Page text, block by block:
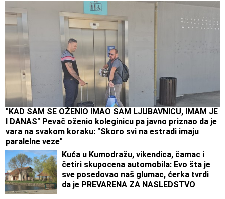
"KAD SAM SE OŽENIO IMAO SAM LJUBAVNICU, IMAM JE
I DANAS" Pevač oženio koleginicu pa javno priznao da je
vara na svakom koraku: "Skoro svi na estradi imaju
paralelne veze"
Kuća u Kumodražu, vikendica, čamac i
četiri skupocena automobila: Evo šta je
sve posedovao naš glumac, ćerka tvrdi
da je PREVARENA ZA NASLEDSTVO